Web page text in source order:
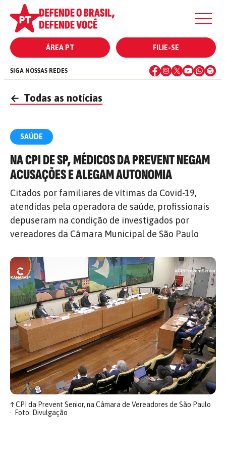
ÁREA PT FILIE-SE
SIGA NOSSAS REDES
← Todas as notícias
SAÚDE
NA CPI DE SP, MÉDICOS DA PREVENT NEGAM
ACUSAÇÕES E ALEGAM AUTONOMIA
Citados por familiares de vítimas da Covid-19,
atendidas pela operadora de saúde, profissionais
depuseram na condição de investigados por
vereadores da Câmara Municipal de São Paulo
↑CPI da Prevent Senior, na Câmara de Vereadores de São Paulo
Foto: Divulgação